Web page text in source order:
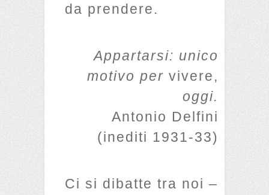
da prendere.
Appartarsi: unico
motivo per vivere,
oggi.
Antonio Delfini
(inediti 1931-33)
Ci si dibatte tra noi –